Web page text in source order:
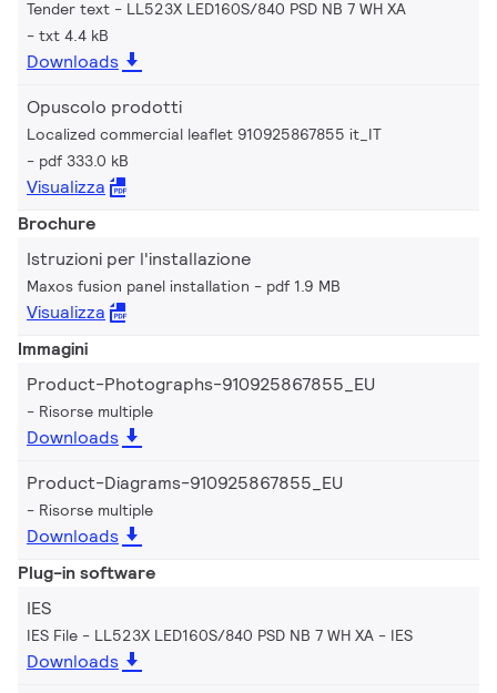
Tender text - LL523X LED160S/840 PSD NB 7 WH XA
txt 4.4 kB
Downloads
Opuscolo prodotti
Localized commercial leaflet 910925867855 it_IT
pdf 333.0 kB
Visualizza
Brochure
Istruzioni per l'installazione
Maxos fusion panel installation pdf 1.9 MB
Visualizza
Immagini
Product-Photographs-910925867855_EU
Risorse multiple
Downloads
Product-Diagrams-910925867855_EU
Risorse multiple
Downloads
Plug-in software
IES
IES File - LL523X LED160S/840 PSD NB 7 WH XA IES
Downloads